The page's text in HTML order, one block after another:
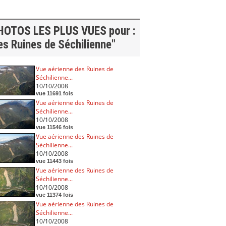
LES PLUS VUES pour :
Ruines de Séchilienne"
Vue aérienne des Ruines de
Séchilienne...
10/10/2008
vue 11691 fois
Vue aérienne des Ruines de
Séchilienne...
10/10/2008
vue 11546 fois
Vue aérienne des Ruines de
Séchilienne...
10/10/2008
vue 11443 fois
Vue aérienne des Ruines de
Séchilienne...
10/10/2008
vue 11374 fois
Vue aérienne des Ruines de
Séchilienne...
10/10/2008